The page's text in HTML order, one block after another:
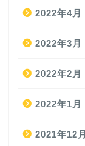
2022年4月
2022年3月
2022年2月
2022年1月
2021年12月